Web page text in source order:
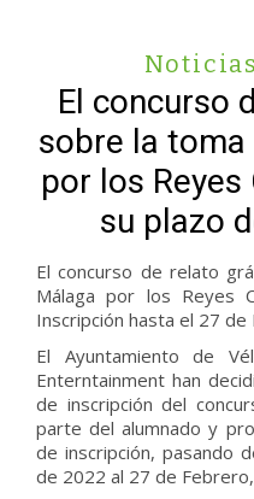
El concurso
sobre la toma
por los
su plazo
El concurso de relato
Málaga por los Reyes
Inscripción hasta el 27 de
El Ayuntamiento de
Enterntainment han
de inscripción del
parte del alumnado y
de inscripción, pasando
de 2022 al 27 de